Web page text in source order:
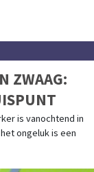
ZWAAG:
is vanochtend in
ongeluk is een